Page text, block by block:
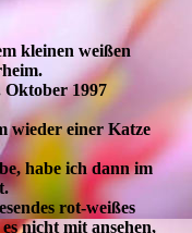
kleinen weißen
Oktober 1997
wieder einer Katze
habe ich dann im
rot-weißes
nicht mit ansehen,